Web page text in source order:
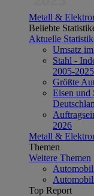
Metall &
Beliebte
Aktuelle
Umsatz
Stahl -
2005-2025
Größte
Eisen und
2026
Metall &
Themen
Weitere Themen
Top Report